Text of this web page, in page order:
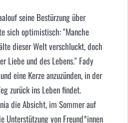
seine Bestürzung über
sich optimistisch: "Manche
dieser Welt verschluckt, doch
Liebe und des Lebens." Fady
eine Kerze anzuzünden, in der
zurück ins Leben findet.
die Absicht, im Sommer auf
Unterstützung von Freund*innen